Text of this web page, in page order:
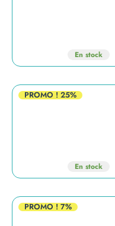
En stock
PROMO !25%
En stock
PROMO !7%